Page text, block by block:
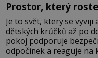
Prostor, který
Je to svět, který se
dětských krůčků až po
pokoj podporuje
odpočinek a reaguje na